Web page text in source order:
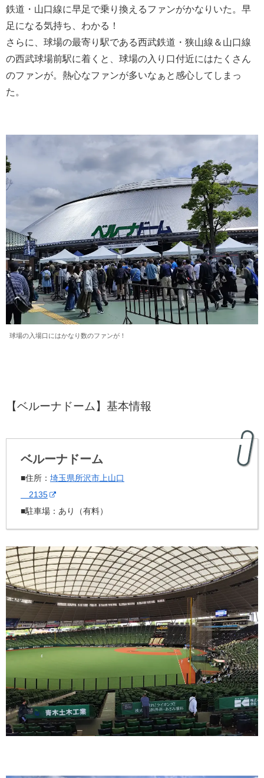
鉄道・山口線に早足で乗り換えるファンがかなりいた。早
足になる気持ち、わかる！
さらに、球場の最寄り駅である西武鉄道・狭山線＆山口線
の西武球場前駅に着くと、球場の入り口付近にはたくさん
のファンが。熱心なファンが多いなぁと感心してしまっ
た。
球場の入場口にはかなり数のファンが！
【ベルーナドーム】基本情報
ベルーナドーム
■住所： 埼玉県所沢市上山口
2135
■駐車場：あり（有料）